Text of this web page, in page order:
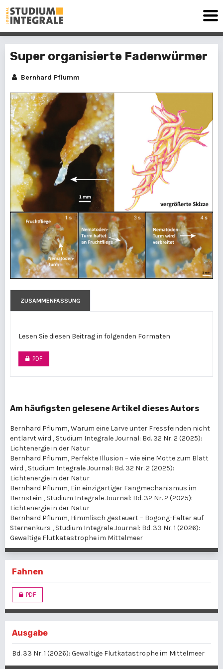
Super organisierte Fadenwürmer
Bernhard Pflumm
ZUSAMMENFASSUNG
Lesen Sie diesen Beitrag in folgenden Formaten
PDF
Am häufigsten gelesene Artikel dieses Autors
Bernhard Pflumm,Warum eine Larve unter Fressfeinden nicht
entlarvt wird , Studium Integrale Journal: Bd. 32 Nr. 2 (2025):
Lichtenergie in der Natur
Bernhard Pflumm, Perfekte Illusion – wie eine Motte zum Blatt
wird , Studium Integrale Journal: Bd. 32 Nr. 2 (2025):
Lichtenergie in der Natur
Bernhard Pflumm, Ein einzigartiger Fangmechanismus im
Bernstein , Studium Integrale Journal: Bd. 32 Nr. 2 (2025):
Lichtenergie in der Natur
Bernhard Pflumm, Himmlisch gesteuert – Bogong-Falter auf
Sternenkurs , Studium Integrale Journal: Bd. 33 Nr. 1 (2026):
Gewaltige Flutkatastrophe im Mittelmeer
Fahnen
PDF
Ausgabe
Bd. 33 Nr. 1 (2026): Gewaltige Flutkatastrophe im Mittelmeer